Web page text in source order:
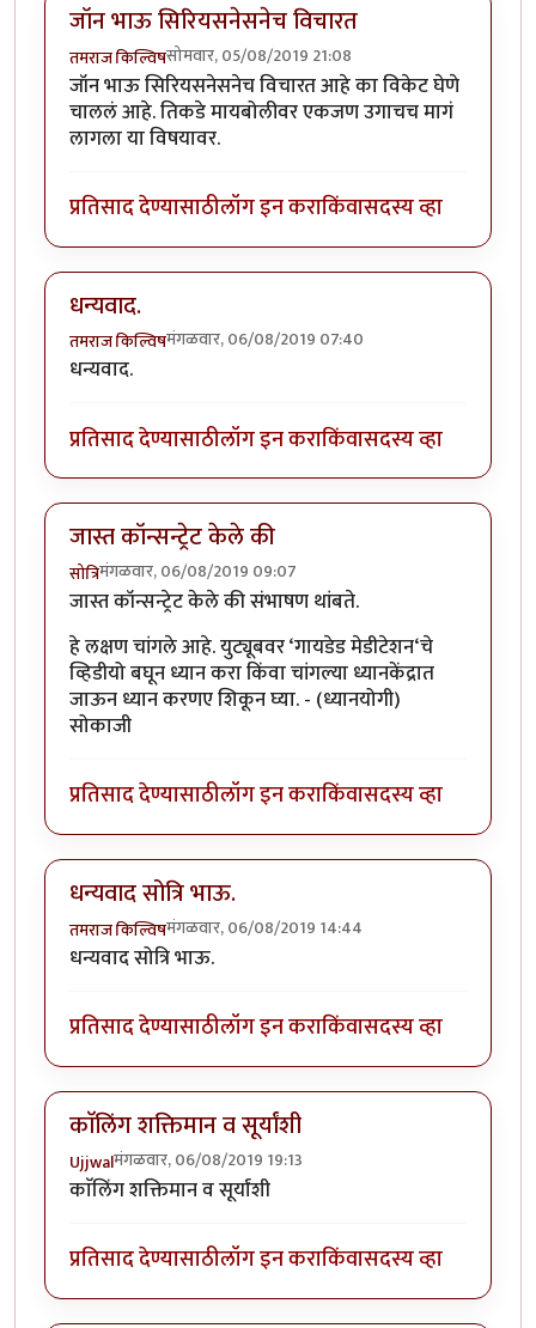
जॉन भाऊ सिरियसनेसनेच विचारत
तमराज किल्विषसोमवार, 05/08/2019 21:08
जॉन भाऊ सिरियसनेसनेच विचारत आहे का विकेट घेणे
चाललं आहे. तिकडे मायबोलीवर एकजण उगाचच मागं
लागला या विषयावर.
प्रतिसाद देण्यासाठीलॉग इन कराकिंवासदस्य व्हा
धन्यवाद.
तमराज किल्विषमंगळवार, 06/08/2019 07:40
धन्यवाद.
प्रतिसाद देण्यासाठीलॉग इन कराकिंवासदस्य व्हा
जास्त कॉन्सन्ट्रेट केले की
सोत्रिमंगळवार, 06/08/2019 09:07
जास्त कॉन्सन्ट्रेट केले की संभाषण थांबते.
हे लक्षण चांगले आहे. युट्यूबवर ‘गायडेड मेडीटेशन‘चे
व्हिडीयो बघून ध्यान करा किंवा चांगल्या ध्यानकेंद्रात
जाऊन ध्यान करणए शिकून घ्या. - (ध्यानयोगी)
सोकाजी
प्रतिसाद देण्यासाठीलॉग इन कराकिंवासदस्य व्हा
धन्यवाद सोत्रि भाऊ.
तमराज किल्विषमंगळवार, 06/08/2019 14:44
धन्यवाद सोत्रि भाऊ.
प्रतिसाद देण्यासाठीलॉग इन कराकिंवासदस्य व्हा
काॅलिंग शक्तिमान व सूर्यांशी
Ujjwalमंगळवार, 06/08/2019 19:13
काॅलिंग शक्तिमान व सूर्यांशी
प्रतिसाद देण्यासाठीलॉग इन कराकिंवासदस्य व्हा